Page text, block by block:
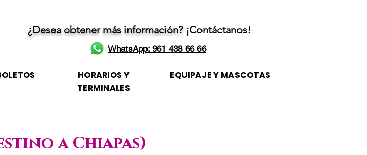
¿Desea obtener más información? ¡Contáctanos!
WhatsApp: 961 438 66 66
HORARIOS Y
TERMINALES
EQUIPAJE Y MASCOTAS
a Chiapas)